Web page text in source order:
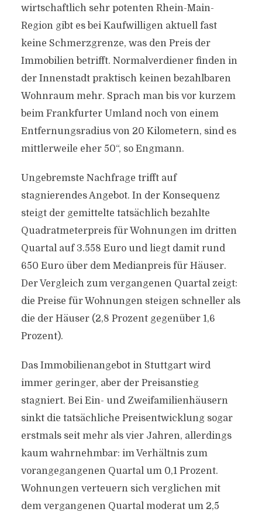
wirtschaftlich sehr potenten Rhein-Main-
Region gibt es bei Kaufwilligen aktuell fast
keine Schmerzgrenze, was den Preis der
Immobilien betrifft. Normalverdiener finden in
der Innenstadt praktisch keinen bezahlbaren
Wohnraum mehr. Sprach man bis vor kurzem
beim Frankfurter Umland noch von einem
Entfernungsradius von 20 Kilometern, sind es
mittlerweile eher 50“, so Engmann.
Ungebremste Nachfrage trifft auf
stagnierendes Angebot. In der Konsequenz
steigt der gemittelte tatsächlich bezahlte
Quadratmeterpreis für Wohnungen im dritten
Quartal auf 3.558 Euro und liegt damit rund
650 Euro über dem Medianpreis für Häuser.
Der Vergleich zum vergangenen Quartal zeigt:
die Preise für Wohnungen steigen schneller als
die der Häuser (2,8 Prozent gegenüber 1,6
Prozent).
Das Immobilienangebot in Stuttgart wird
immer geringer, aber der Preisanstieg
stagniert. Bei Ein- und Zweifamilienhäusern
sinkt die tatsächliche Preisentwicklung sogar
erstmals seit mehr als vier Jahren, allerdings
kaum wahrnehmbar: im Verhältnis zum
vorangegangenen Quartal um 0,1 Prozent.
Wohnungen verteuern sich verglichen mit
dem vergangenen Quartal moderat um 2,5